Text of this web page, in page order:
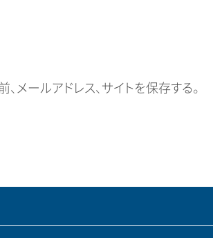
メールアドレス、サイトを保存する。